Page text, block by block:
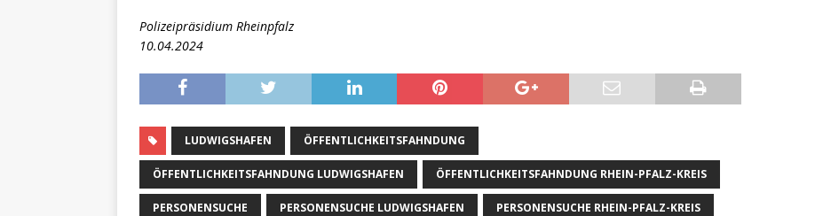
Polizeipräsidium Rheinpfalz
10.04.2024
LUDWIGSHAFEN ÖFFENTLICHKEITSFAHNDUNG
ÖFFENTLICHKEITSFAHNDUNG LUDWIGSHAFEN ÖFFENTLICHKEITSFAHNDUNG RHEIN-PFALZ-KREIS
PERSONENSUCHE PERSONENSUCHE LUDWIGSHAFEN PERSONENSUCHE RHEIN-PFALZ-KREIS